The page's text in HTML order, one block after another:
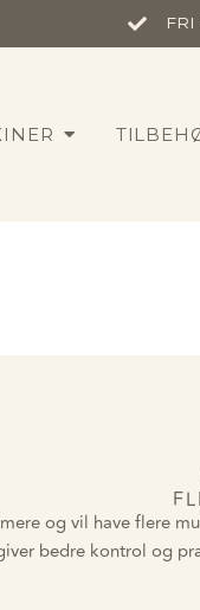
og vil have flere
bedre kontrol og